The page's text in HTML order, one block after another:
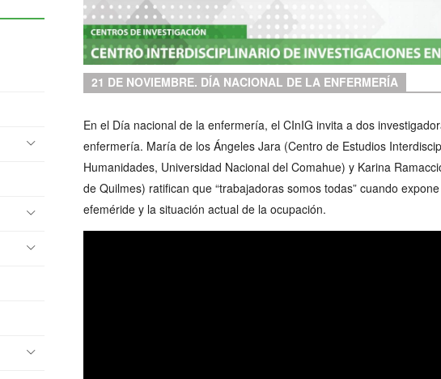
21 DE NOVIEMBRE. DÍA NACIONAL DE LA ENFERMERÍA
En el Día nacional de la enfermería, el CInIG invita a dos
enfermería. María de los Ángeles Jara (Centro de Estudios
Humanidades, Universidad Nacional del Comahue) y Karina
de Quilmes) ratifican que “trabajadoras somos todas” cuando
efeméride y la situación actual de la ocupación.